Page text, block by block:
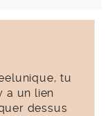
tu
a un lien
dessus